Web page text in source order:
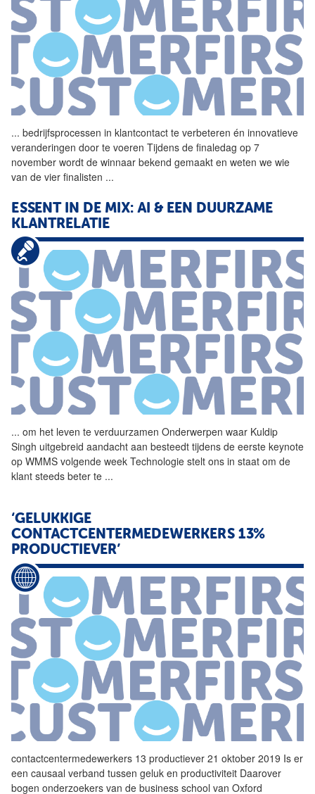
... bedrijfsprocessen in klantcontact te verbeteren én innovatieve
veranderingen door te voeren Tijdens de finaledag op 7
november wordt de winnaar bekend gemaakt en weten we wie
van de vier finalisten ...
ESSENT IN DE MIX: AI & EEN DUURZAME
KLANTRELATIE
... om het leven te verduurzamen Onderwerpen waar Kuldip
Singh uitgebreid aandacht aan besteedt tijdens de eerste keynote
op WMMS volgende week Technologie stelt ons in staat om de
klant steeds beter te ...
‘GELUKKIGE
CONTACTCENTERMEDEWERKERS 13%
PRODUCTIEVER’
contactcentermedewerkers 13 productiever 21 oktober 2019 Is er
een causaal verband tussen geluk en productiviteit Daarover
bogen onderzoekers van de business school van Oxford